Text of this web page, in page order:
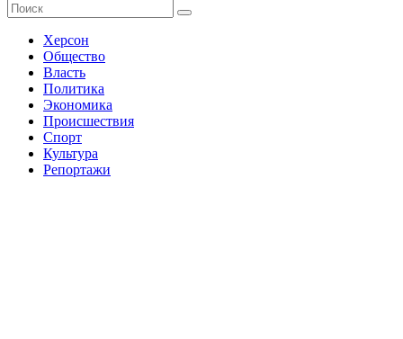
Херсон
Общество
Власть
Политика
Экономика
Происшествия
Спорт
Культура
Репортажи